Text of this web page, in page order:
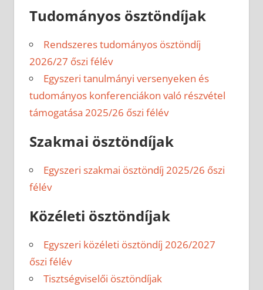
Tudományos ösztöndíjak
Rendszeres tudományos ösztöndíj
2026/27 őszi félév
Egyszeri tanulmányi versenyeken és
tudományos konferenciákon való részvétel
támogatása 2025/26 őszi félév
Szakmai ösztöndíjak
Egyszeri szakmai ösztöndíj 2025/26 őszi
félév
Közéleti ösztöndíjak
Egyszeri közéleti ösztöndíj 2026/2027
őszi félév
Tisztségviselői ösztöndíjak